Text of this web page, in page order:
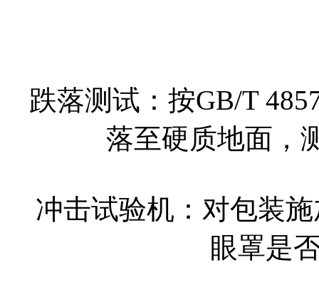
跌落测试：按GB/T
落至硬质地面，
冲击试验机：对包装
眼罩是